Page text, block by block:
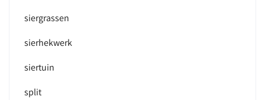
siergrassen
sierhekwerk
siertuin
split